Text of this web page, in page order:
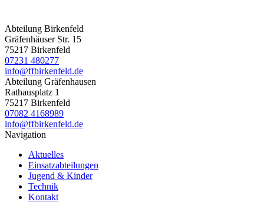
Abteilung Birkenfeld
Gräfenhäuser Str. 15
75217 Birkenfeld
07231 480277
info@ffbirkenfeld.de
Abteilung Gräfenhausen
Rathausplatz 1
75217 Birkenfeld
07082 4168989
info@ffbirkenfeld.de
Navigation
Aktuelles
Einsatzabteilungen
Jugend & Kinder
Technik
Kontakt